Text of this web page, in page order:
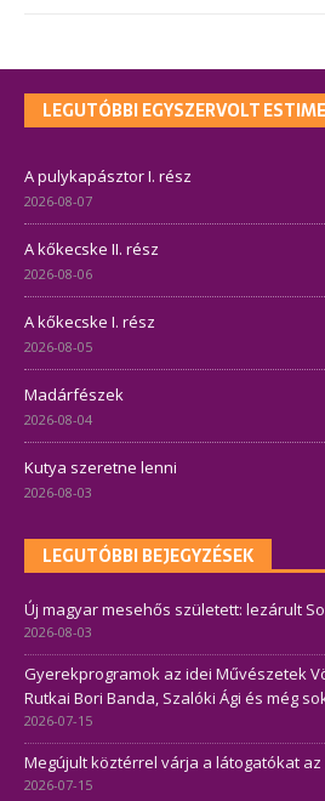
LEGUTÓBBI EGYSZERVOLT
A pulykapásztor I. rész
2026-08-07
A kőkecske II. rész
2026-08-06
A kőkecske I. rész
2026-08-05
Madárfészek
2026-08-04
Kutya szeretne lenni
2026-08-03
LEGUTÓBBI BEJEGYZÉSEK
Új magyar mesehős született: lezárult
2026-08-03
Gyerekprogramok az idei Művészetek
Rutkai Bori Banda, Szalóki Ági és még
2026-07-15
Megújult köztérrel várja a látogatókat
2026-07-15